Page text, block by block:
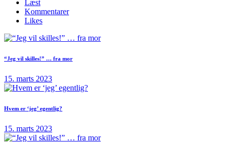
Læst
Kommentarer
Likes
“Jeg vil skilles!” … fra mor
15. marts 2023
Hvem er ‘jeg’ egentlig?
15. marts 2023